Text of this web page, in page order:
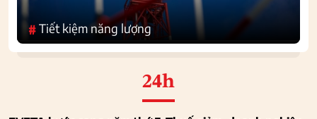
#Tiết kiệm năng lượng
24h